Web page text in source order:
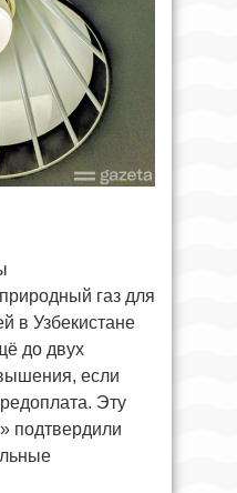
газ для
в Узбекистане
до двух
если
Эту
подтвердили